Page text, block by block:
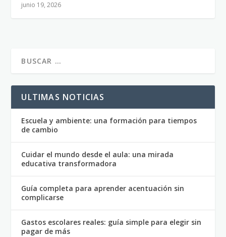
junio 19, 2026
ULTIMAS NOTICIAS
Escuela y ambiente: una formación para tiempos
de cambio
Cuidar el mundo desde el aula: una mirada
educativa transformadora
Guía completa para aprender acentuación sin
complicarse
Gastos escolares reales: guía simple para elegir sin
pagar de más